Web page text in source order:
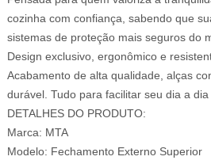
cozinha com confiança, sabendo que
sistemas de proteção mais seguros do
Design exclusivo, ergonômico e
Acabamento de alta qualidade, alças
durável. Tudo para facilitar seu dia a
DETALHES DO PRODUTO:
Marca: MTA
Modelo: Fechamento Externo Superior